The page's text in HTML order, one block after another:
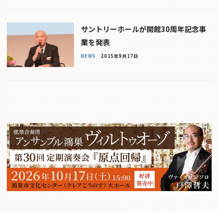
サントリーホールが開館30周年記念事
業を発表
NEWS 2015年9月17日